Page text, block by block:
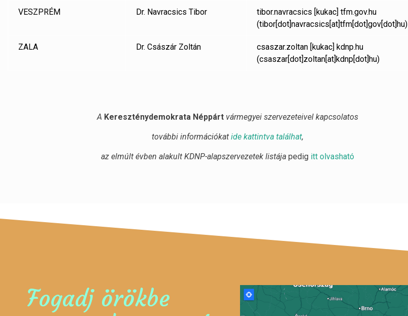
VESZPRÉM Dr. Navracsics Tibor tibor.navracsics [kukac] tfm.gov.hu
(tibor[dot]navracsics[at]tfm[dot]gov[dot]hu)
ZALA Dr. Császár Zoltán csaszar.zoltan [kukac] kdnp.hu
(csaszar[dot]zoltan[at]kdnp[dot]hu)
A Kereszténydemokrata Néppárt vármegyei szervezeteivel kapcsolatos
további információkat ide kattintva találhat,
az elmúlt évben alakult KDNP-alapszervezetek listája pedigitt olvasható
Fogadj örökbe